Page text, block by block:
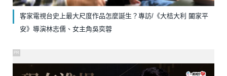
客家電視台史上最大尺度作品怎麼誕生？專訪/《大桔大利 闔家平
安》導演林志儒、女主角吳奕蓉
PR